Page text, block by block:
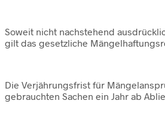
Soweit nicht nachstehend
gilt das gesetzliche
Die Verjährungsfrist für
gebrauchten Sachen ein Jahr ab